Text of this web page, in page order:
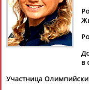
Аслаудин
АБАЕВ
Елена
АБАРЕНОВ
Тамилла
АБАСОВА
в
Участница